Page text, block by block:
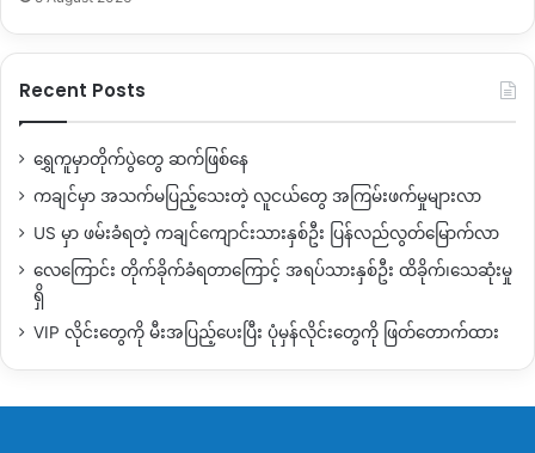
Recent Posts
ရွှေကူမှာတိုက်ပွဲတွေ ဆက်ဖြစ်နေ
ကချင်မှာ အသက်မပြည့်သေးတဲ့ လူငယ်တွေ အကြမ်းဖက်မှုများလာ
US မှာ ဖမ်းခံရတဲ့ ကချင်ကျောင်းသားနှစ်ဦး ပြန်လည်လွတ်မြောက်လာ
လေကြောင်း တိုက်ခိုက်ခံရတာကြောင့် အရပ်သားနှစ်ဦး ထိခိုက်၊သေဆုံးမှု
ရှိ
VIP လိုင်းတွေကို မီးအပြည့်ပေးပြီး ပုံမှန်လိုင်းတွေကို ဖြတ်တောက်ထား